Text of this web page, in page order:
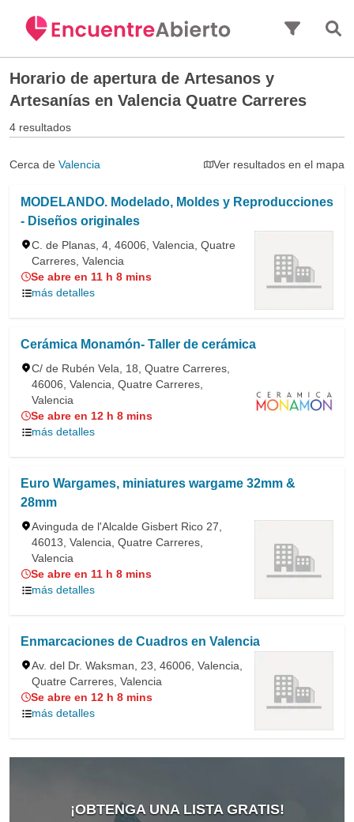
Horario de apertura de Artesanos y
Artesanías en Valencia Quatre Carreres
4 resultados
Cerca de Valencia Ver resultados en el mapa
MODELANDO. Modelado, Moldes y Reproducciones
- Diseños originales
C. de Planas, 4, 46006, Valencia, Quatre
Carreres, Valencia
Se abre en 11 h 8 mins
más detalles
Cerámica Monamón- Taller de cerámica
C/ de Rubén Vela, 18, Quatre Carreres,
46006, Valencia, Quatre Carreres,
Valencia
Se abre en 12 h 8 mins
más detalles
Euro Wargames, miniatures wargame 32mm &
28mm
Avinguda de l'Alcalde Gisbert Rico 27,
46013, Valencia, Quatre Carreres,
Valencia
Se abre en 11 h 8 mins
más detalles
Enmarcaciones de Cuadros en Valencia
Av. del Dr. Waksman, 23, 46006, Valencia,
Quatre Carreres, Valencia
Se abre en 12 h 8 mins
más detalles
¡OBTENGA UNA LISTA GRATIS!